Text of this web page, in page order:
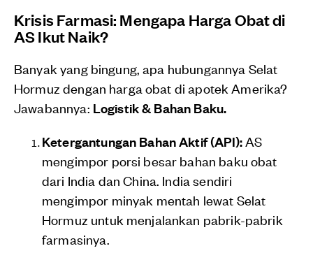
Krisis Farmasi: Mengapa Harga Obat di
AS Ikut Naik?
Banyak yang bingung, apa hubungannya Selat
Hormuz dengan harga obat di apotek Amerika?
Jawabannya: Logistik & Bahan Baku.
Ketergantungan Bahan Aktif (API):AS
mengimpor porsi besar bahan baku obat
dari India dan China. India sendiri
mengimpor minyak mentah lewat Selat
Hormuz untuk menjalankan pabrik-pabrik
farmasinya.